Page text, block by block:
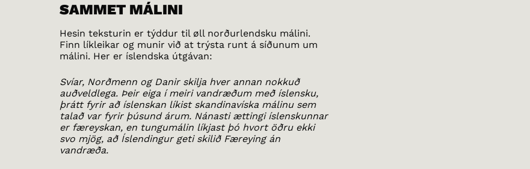
SAMMET MÁLINI
Hesin teksturin er týddur til øll norðurlendsku málini.
Finn líkleikar og munir við at trýsta runt á síðunum um
málini. Her er íslendska útgávan:
Svíar, Norðmenn og Danir skilja hver annan nokkuð
auðveldlega. Þeir eiga í meiri vandræðum með íslensku,
þrátt fyrir að íslenskan líkist skandinavíska málinu sem
talað var fyrir þúsund árum. Nánasti ættingi íslenskunnar
er færeyskan, en tungumálin líkjast þó hvort öðru ekki
svo mjög, að Íslendingur geti skilið Færeying án
vandræða.